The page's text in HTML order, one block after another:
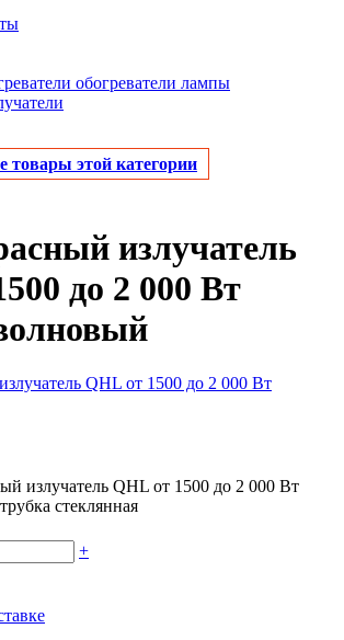
обогреватели лампы
товары этой категории
излучатель
до 2 000 Вт
излучатель QHL от 1500 до 2 000 Вт
стеклянная
+